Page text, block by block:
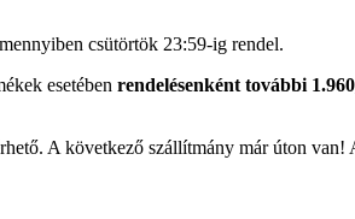
csütörtök 23:59-ig rendel.
esetében rendelésenként további
A következő szállítmány már úton